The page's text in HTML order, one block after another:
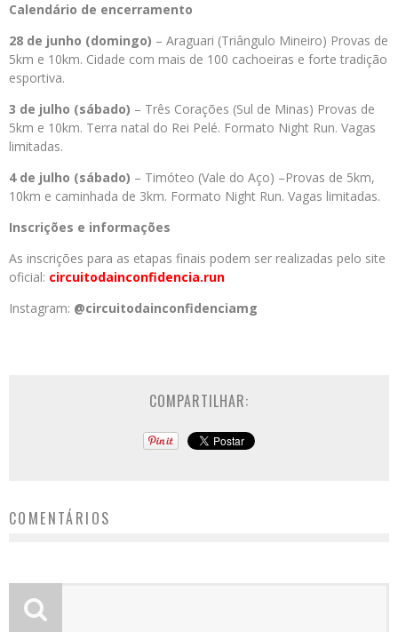
Calendário de encerramento
28 de junho (domingo) – Araguari (Triângulo Mineiro) Provas de
5km e 10km. Cidade com mais de 100 cachoeiras e forte tradição
esportiva.
3 de julho (sábado) – Três Corações (Sul de Minas) Provas de
5km e 10km. Terra natal do Rei Pelé. Formato Night Run. Vagas
limitadas.
4 de julho (sábado) – Timóteo (Vale do Aço) –Provas de 5km,
10km e caminhada de 3km. Formato Night Run. Vagas limitadas.
Inscrições e informações
As inscrições para as etapas finais podem ser realizadas pelo site
oficial: circuitodainconfidencia.run
Instagram: @circuitodainconfidenciamg
COMPARTILHAR:
COMENTÁRIOS